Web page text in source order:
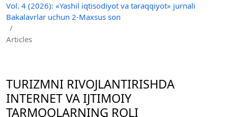
Vol. 4 (2026): «Yashil iqtisodiyot va taraqqiyot» jurnali
Bakalavrlar uchun 2-Maxsus son
/
Articles
TURIZMNI RIVOJLANTIRISHDA
INTERNET VA IJTIMOIY
TARMOQLARNING ROLI